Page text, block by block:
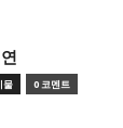
물 0 코멘트